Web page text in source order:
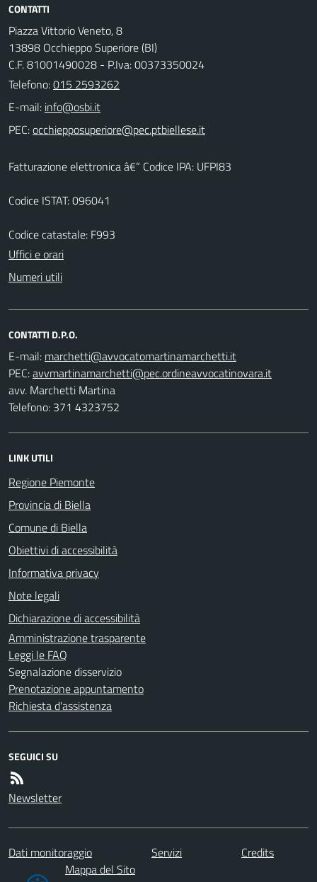
CONTATTI
Piazza Vittorio Veneto, 8
13898 Occhieppo Superiore (BI)
C.F. 81001490028 - P.Iva: 00373350024
Telefono:015 2593262
E-mail:
PEC:
Fatturazione elettronica â€“ Codice IPA: UFPI83
Codice ISTAT: 096041
Codice catastale: F993
Uffici e orari
Numeri utili
CONTATTI D.P.O.
E-mail:
PEC:
avv. Marchetti Martina
Telefono: 371 4323752
LINK UTILI
Regione Piemonte
Provincia di Biella
Comune di Biella
Obiettivi di accessibilità
Informativa privacy
Note legali
Dichiarazione di accessibilità
Amministrazione trasparente
Leggi le FAQ
Segnalazione disservizio
Prenotazione appuntamento
Richiesta d'assistenza
SEGUICI SU
Newsletter
Dati monitoraggio Servizi
Credits
Mappa del Sito